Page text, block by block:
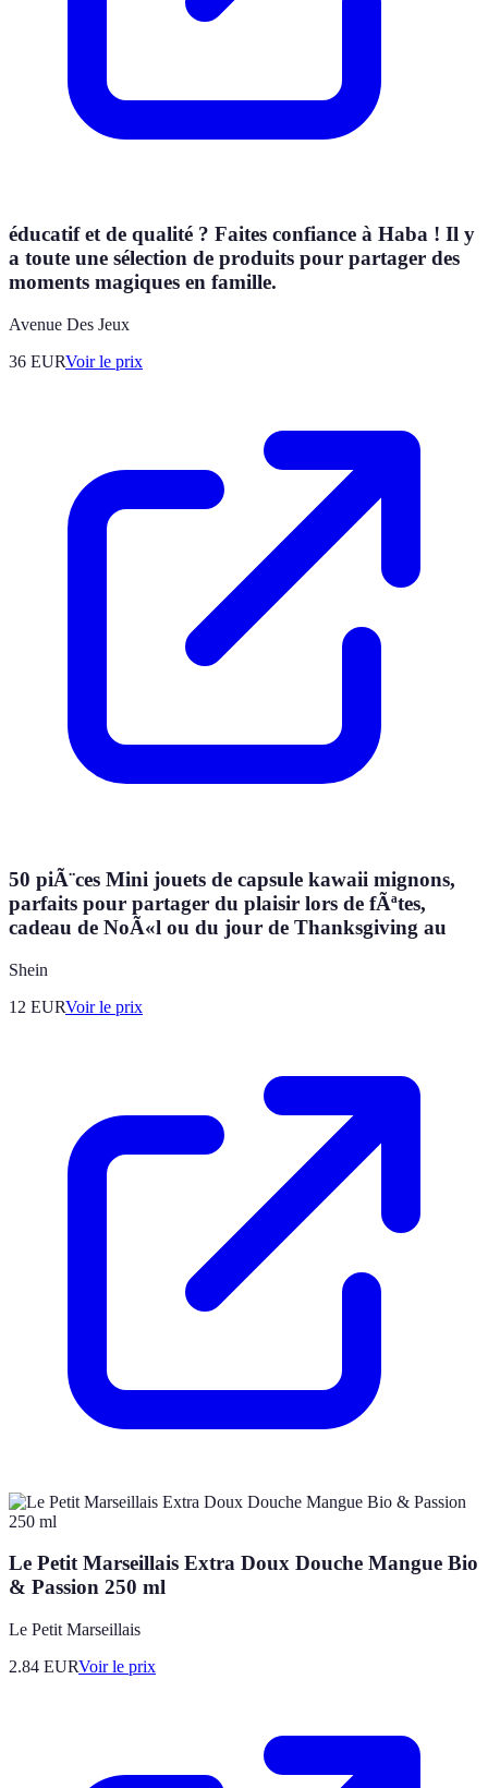
éducatif et de qualité ? Faites confiance à Haba ! Il y
a toute une sélection de produits pour partager des
moments magiques en famille.
Avenue Des Jeux
36 EURVoir le prix
50 piÃ¨ces Mini jouets de capsule kawaii mignons,
parfaits pour partager du plaisir lors de fÃªtes,
cadeau de NoÃ«l ou du jour de Thanksgiving au
Shein
12 EURVoir le prix
Le Petit Marseillais Extra Doux Douche Mangue Bio
& Passion 250 ml
Le Petit Marseillais
2.84 EURVoir le prix